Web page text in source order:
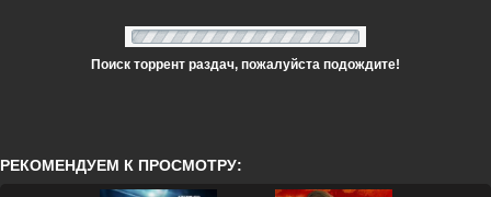
Поиск торрент раздач, пожалуйста подождите!
РЕКОМЕНДУЕМ К ПРОСМОТРУ: